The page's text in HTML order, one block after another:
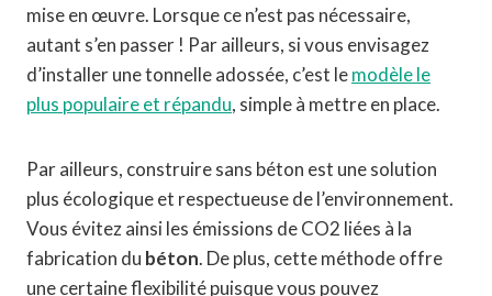
mise en œuvre. Lorsque ce n’est pas nécessaire,
autant s’en passer ! Par ailleurs, si vous envisagez
d’installer une tonnelle adossée, c’est lemodèle le
plus populaire et répandu, simple à mettre en place.
Par ailleurs, construire sans béton est une solution
plus écologique et respectueuse de l’environnement.
Vous évitez ainsi les émissions de CO2 liées à la
fabrication du béton. De plus, cette méthode offre
une certaine flexibilité puisque vous pouvez